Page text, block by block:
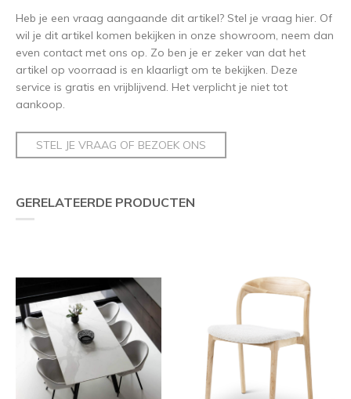
Heb je een vraag aangaande dit artikel? Stel je vraag hier. Of
wil je dit artikel komen bekijken in onze showroom, neem dan
even contact met ons op. Zo ben je er zeker van dat het
artikel op voorraad is en klaarligt om te bekijken. Deze
service is gratis en vrijblijvend. Het verplicht je niet tot
aankoop.
STEL JE VRAAG OF BEZOEK ONS
GERELATEERDE PRODUCTEN